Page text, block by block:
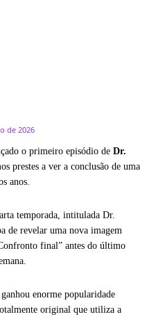
de 2026
o primeiro episódio de Dr.
prestes a ver a conclusão de uma
anos.
temporada, intitulada Dr.
de revelar uma nova imagem
final” antes do último
enorme popularidade
original que utiliza a